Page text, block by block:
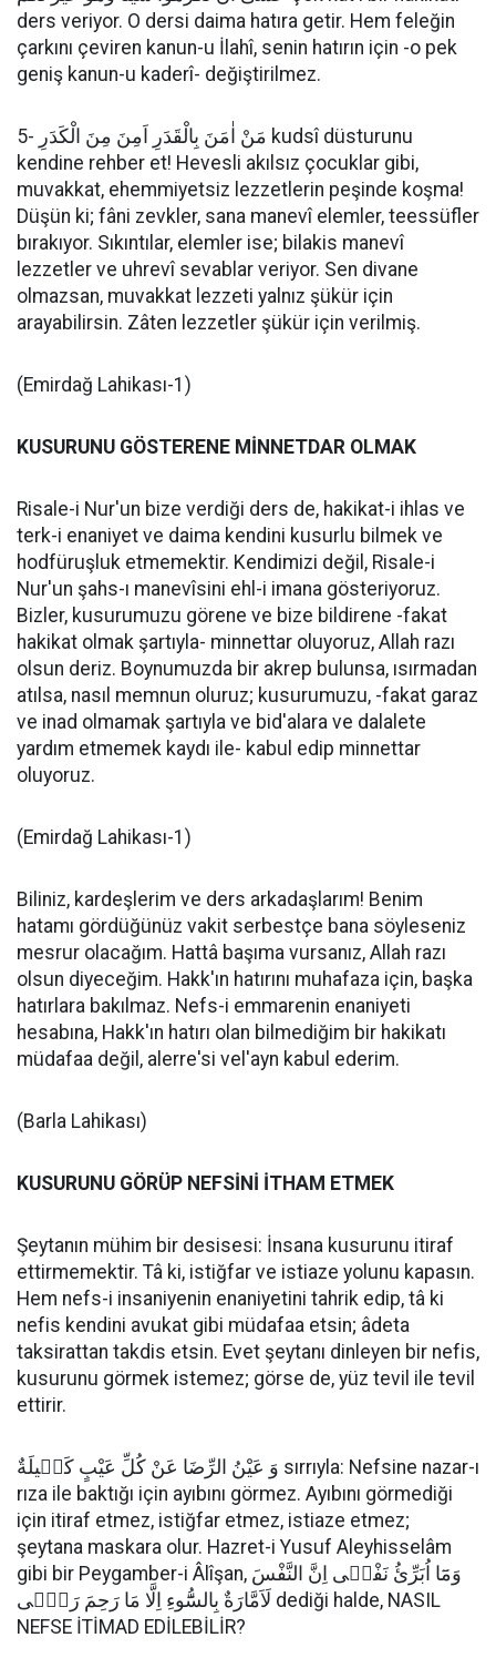
ders veriyor. O dersi daima hatıra getir. Hem feleğin
çarkını çeviren kanun-u İlahî, senin hatırın için -o pek
geniş kanun-u kaderî- değiştirilmez.
5- مَنْ اٰمَنَ بِالْقَدَرِ اَمِنَ مِنَ الْكَدَرِ kudsî düsturunu
kendine rehber et! Hevesli akılsız çocuklar gibi,
muvakkat, ehemmiyetsiz lezzetlerin peşinde koşma!
Düşün ki; fâni zevkler, sana manevî elemler, teessüfler
bırakıyor. Sıkıntılar, elemler ise; bilakis manevî
lezzetler ve uhrevî sevablar veriyor. Sen divane
olmazsan, muvakkat lezzeti yalnız şükür için
arayabilirsin. Zâten lezzetler şükür için verilmiş.
(Emirdağ Lahikası-1)
KUSURUNU GÖSTERENE MİNNETDAR OLMAK
Risale-i Nur'un bize verdiği ders de, hakikat-i ihlas ve
terk-i enaniyet ve daima kendini kusurlu bilmek ve
hodfüruşluk etmemektir. Kendimizi değil, Risale-i
Nur'un şahs-ı manevîsini ehl-i imana gösteriyoruz.
Bizler, kusurumuzu görene ve bize bildirene -fakat
hakikat olmak şartıyla- minnettar oluyoruz, Allah razı
olsun deriz. Boynumuzda bir akrep bulunsa, ısırmadan
atılsa, nasıl memnun oluruz; kusurumuzu, -fakat garaz
ve inad olmamak şartıyla ve bid'alara ve dalalete
yardım etmemek kaydı ile- kabul edip minnettar
oluyoruz.
(Emirdağ Lahikası-1)
Biliniz, kardeşlerim ve ders arkadaşlarım! Benim
hatamı gördüğünüz vakit serbestçe bana söyleseniz
mesrur olacağım. Hattâ başıma vursanız, Allah razı
olsun diyeceğim. Hakk'ın hatırını muhafaza için, başka
hatırlara bakılmaz. Nefs-i emmarenin enaniyeti
hesabına, Hakk'ın hatırı olan bilmediğim bir hakikatı
müdafaa değil, alerre'si vel'ayn kabul ederim.
(Barla Lahikası)
KUSURUNU GÖRÜP NEFSİNİ İTHAM ETMEK
Şeytanın mühim bir desisesi: İnsana kusurunu itiraf
ettirmemektir. Tâ ki, istiğfar ve istiaze yolunu kapasın.
Hem nefs-i insaniyenin enaniyetini tahrik edip, tâ ki
nefis kendini avukat gibi müdafaa etsin; âdeta
taksirattan takdis etsin. Evet şeytanı dinleyen bir nefis,
kusurunu görmek istemez; görse de, yüz tevil ile tevil
ettirir.
وَ عَيْنُ الرِّضَا عَنْ كُلِّ عَيْبٍ كَل۪يلَةٌ sırrıyla: Nefsine nazar-ı
rıza ile baktığı için ayıbını görmez. Ayıbını görmediği
için itiraf etmez, istiğfar etmez, istiaze etmez;
şeytana maskara olur. Hazret-i Yusuf Aleyhisselâm
gibi bir Peygamber-i Âlîşan, وَمَٓا اُبَرِّئُ نَفْس۪ى اِنَّ النَّفْسَ
لَاَمَّارَةٌ بِالسُّٓوءِ اِلَّا مَا رَحِمَ رَبّ۪ى dediği halde, NASIL
NEFSE İTİMAD EDİLEBİLİR?